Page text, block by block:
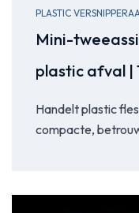
PLASTIC
Mini-
plastic afval |
Handelt plastic
compacte,